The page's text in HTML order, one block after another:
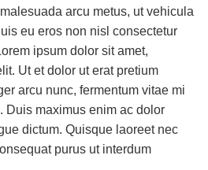
arcu metus, ut vehicula
eu eros non nisl consectetur
ipsum dolor sit amet,
Ut et dolor ut erat pretium
arcu nunc, fermentum vitae mi
Duis maximus enim ac dolor
dictum. Quisque laoreet nec
purus ut interdum